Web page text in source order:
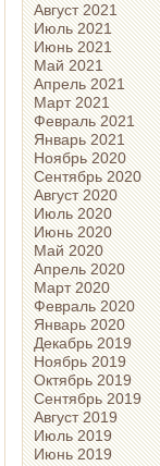
Август 2021
Июль 2021
Июнь 2021
Май 2021
Апрель 2021
Март 2021
Февраль 2021
Январь 2021
Ноябрь 2020
Сентябрь 2020
Август 2020
Июль 2020
Июнь 2020
Май 2020
Апрель 2020
Март 2020
Февраль 2020
Январь 2020
Декабрь 2019
Ноябрь 2019
Октябрь 2019
Сентябрь 2019
Август 2019
Июль 2019
Июнь 2019